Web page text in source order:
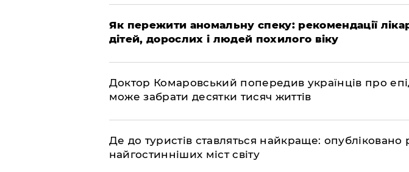
Як пережити аномальну спеку: рекомендації
дітей, дорослих і людей похилого віку
Доктор Комаровський попередив українців про
може забрати десятки тисяч життів
Де до туристів ставляться найкраще: опубліковано
найгостинніших міст світу